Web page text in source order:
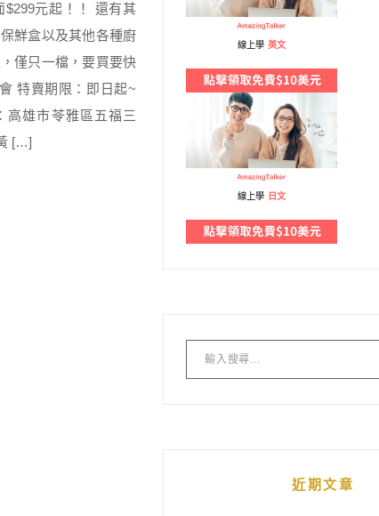
元起！！ 還有其
鮮盒以及其他各種廚
僅只一檔，要買要快
特賣期限：即日起~
高雄市苓雅區五福三
[…]
線上學 英文
線上學 日文
近期文章